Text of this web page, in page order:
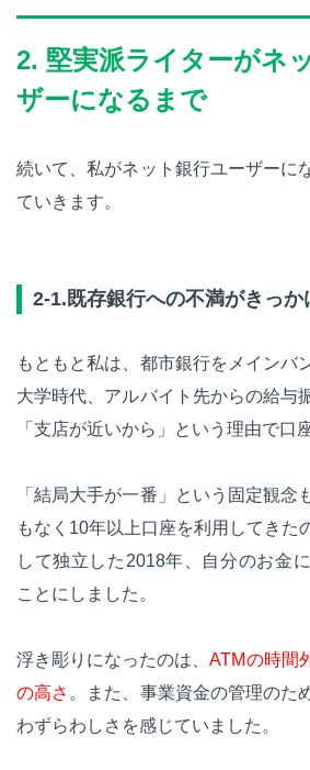
2. 堅実派ライターがネ
ザーになるまで
続いて、私がネット銀行ユーザーに
ていきます。
2-1.既存銀行への不満がきっか
もともと私は、都市銀行をメインバ
大学時代、アルバイト先からの給与
「支店が近いから」という理由で口
「結局大手が一番」という固定観念
もなく10年以上口座を利用してきた
して独立した2018年、自分のお金
ことにしました。
浮き彫りになったのは、ATMの時間
の高さ 。また、事業資金の管理のた
わずらわしさを感じていました。